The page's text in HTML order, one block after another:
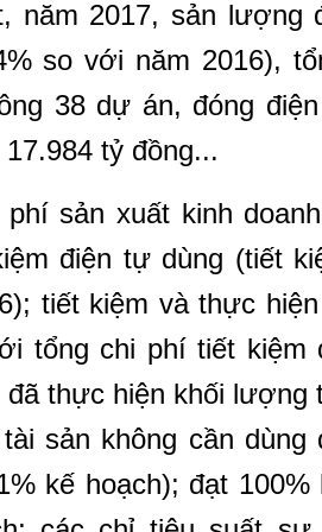
năm 2017, sản lượng
so với năm 2016),
38 dự án, đóng
tỷ đồng...
sản xuất kinh
điện tự dùng (tiết
tiết kiệm và thực
tổng chi phí tiết kiệm
thực hiện khối lượng
sản không cần dùng
kế hoạch); đạt